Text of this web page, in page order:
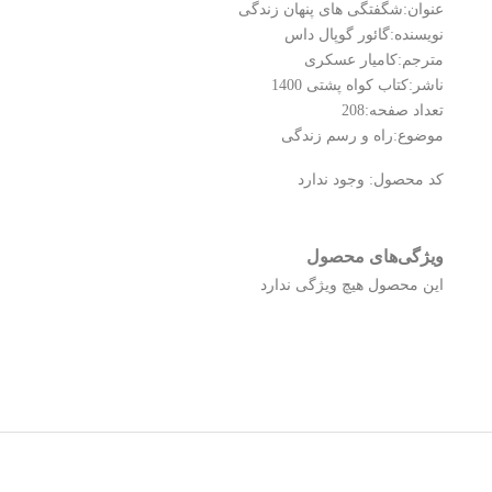
عنوان:شگفتگی های پنهان زندگی
نویسنده:گائور گوپال داس
مترجم:کامیار عسکری
ناشر:کتاب کواه پشتی 1400
تعداد صفحه:208
موضوع:راه و رسم زندگی
کد محصول: وجود ندارد
ویژگی‌های محصول
این محصول هیچ ویژگی ندارد